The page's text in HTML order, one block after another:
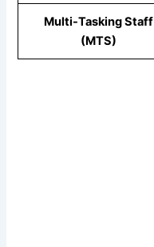
Multi-Tasking Staff
(MTS)